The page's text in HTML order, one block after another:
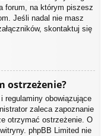
forum, na którym piszesz
Jeśli nadal nie masz
skontaktuj się
ostrzeżenie?
regulaminy obowiązujące
zaleca zapoznanie
otrzymać ostrzeżenie. O
phpBB Limited nie